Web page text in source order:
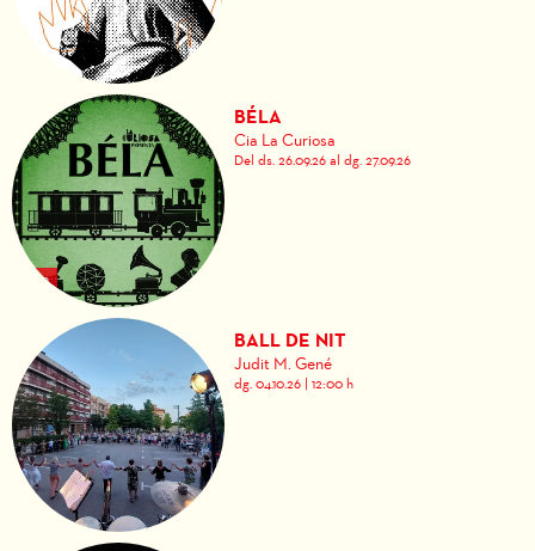
BÉLA
Cia La Curiosa
Del ds. 26.09.26 al dg. 27.09.26
BALL DE NIT
Judit M. Gené
dg. 04.10.26 |12:00 h